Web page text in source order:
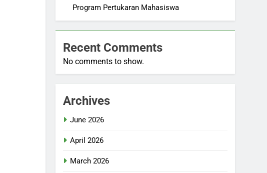
Program Pertukaran Mahasiswa
Recent Comments
No comments to show.
Archives
June 2026
April 2026
March 2026